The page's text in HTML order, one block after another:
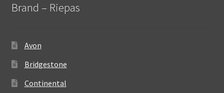
Brand – Riepas
Avon
Bridgestone
Continental